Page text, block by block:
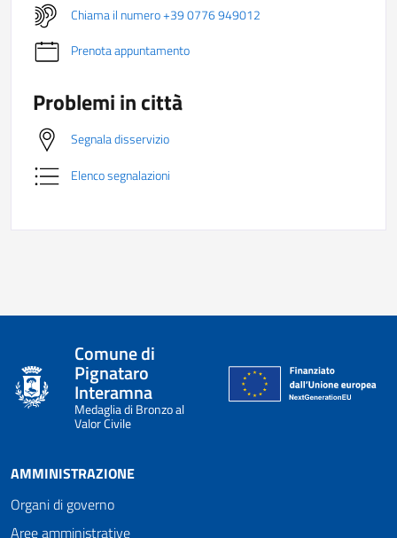
Chiama il numero +39 0776 949012
Prenota appuntamento
Problemi in città
Segnala disservizio
Elenco segnalazioni
Comune di
Pignataro
Interamna
Medaglia di Bronzo al
Valor Civile
AMMINISTRAZIONE
Organi di governo
Aree amministrative